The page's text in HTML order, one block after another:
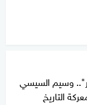
وسيم السيسي
التاريخ